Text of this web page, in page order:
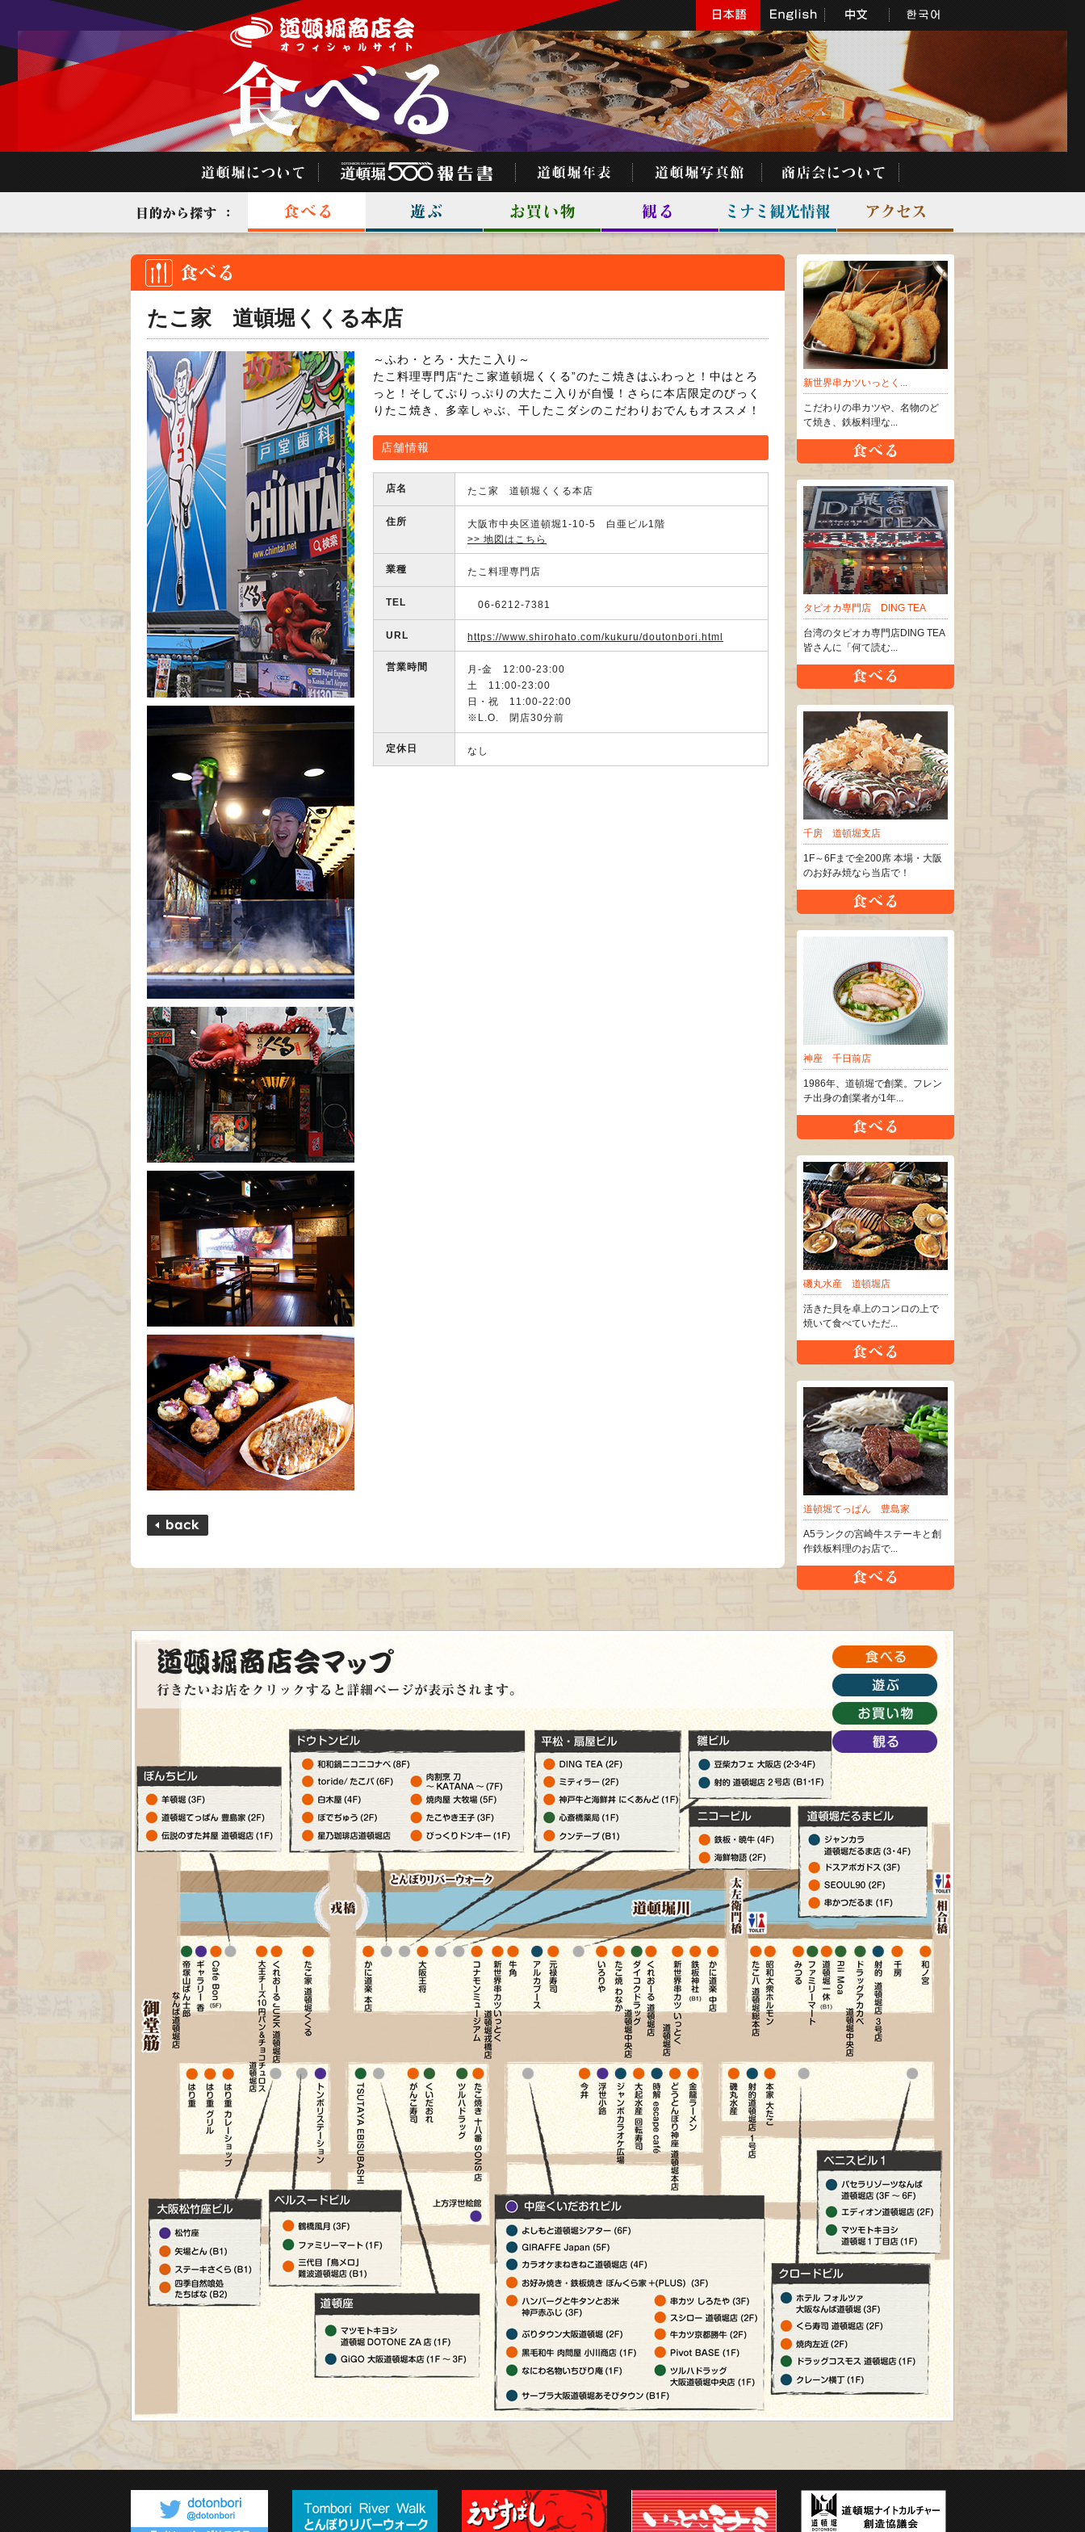
たこ家 道頓堀くくる本店
～ふわ・とろ・大たこ入り～
たこ料理専門店“たこ家道頓堀くくる”のたこ焼きはふわっと！中はとろ
っと！そしてぷりっぷりの大たこ入りが自慢！さらに本店限定のびっく
りたこ焼き、多幸しゃぶ、干したこダシのこだわりおでんもオススメ！
店舗情報
店名 たこ家 道頓堀くくる本店
住所
大阪市中央区道頓堀1-10-5 白亜ビル1階
>> 地図はこちら
業種 たこ料理専門店
TEL 06-6212-7381
URL https://www.shirohato.com/kukuru/doutonbori.html
営業時間
月-金 12:00-23:00
土 11:00-23:00
日・祝 11:00-22:00
※L.O. 閉店30分前
定休日 なし
新世界串カツいっとく...
こだわりの串カツや、名物のど
て焼き、鉄板料理な...
タピオカ専門店 DING TEA
台湾のタピオカ専門店DING TEA
皆さんに「何て読む...
千房 道頓堀支店
1F～6Fまで全200席 本場・大阪
のお好み焼なら当店で！
神座 千日前店
1986年、道頓堀で創業。フレン
チ出身の創業者が1年...
磯丸水産 道頓堀店
活きた貝を卓上のコンロの上で
焼いて食べていただ...
道頓堀てっぱん 豊島家
A5ランクの宮崎牛ステーキと創
作鉄板料理のお店で...